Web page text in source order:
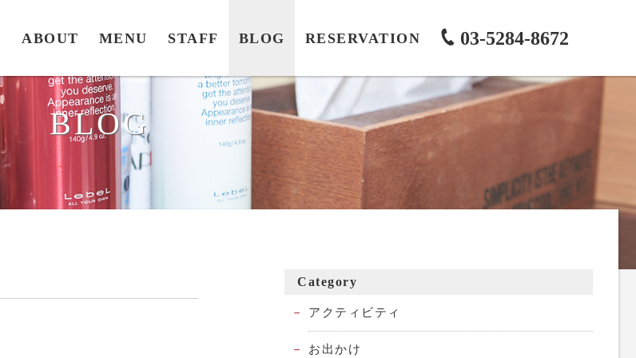
ABOUT MENU STAFF BLOG RESERVATION 03-5284-8672
BLOG
Category
アクティビティ
お出かけ